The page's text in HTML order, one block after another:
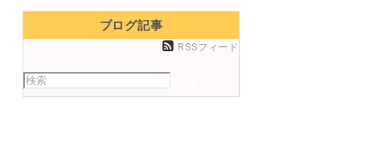
ブログ記事
RSSフィード